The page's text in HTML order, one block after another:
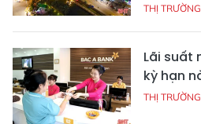
THỊ TRƯỜNG
Lãi suất
kỳ hạn
THỊ TRƯỜNG